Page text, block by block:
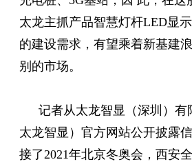
太龙主抓产品智慧灯杆LED显
的建设需求，有望乘着新基建
别的市场。
记者从太龙智显（深圳）有
太龙智显）官方网站公开披露
接了2021年北京冬奥会，西安